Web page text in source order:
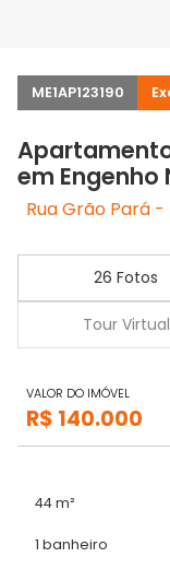
ME1AP123190
em Engenho
Rua Grão Pará -
26 Fotos
Tour Virtual
VALOR DO IMÓVEL
R$ 140.000
44 m²
1 banheiro